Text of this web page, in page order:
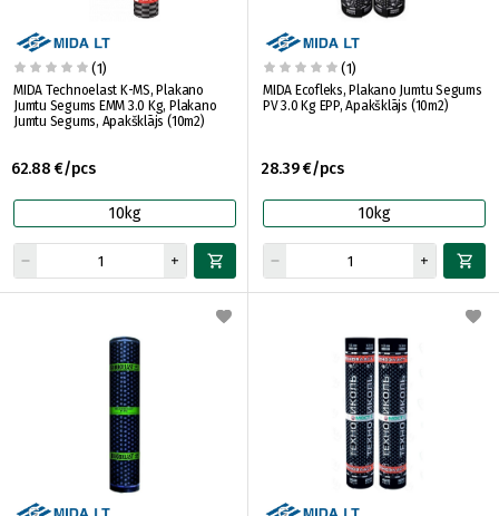
(1)
MIDA Technoelast K-MS, Plakano
Jumtu Segums EMM 3.0 Kg, Plakano
Jumtu Segums, Apakšklājs (10m2)
62.88 €/pcs
10kg
(1)
MIDA Ecofleks, Plakano Jumtu Segums
PV 3.0 Kg EPP, Apakšklājs (10m2)
28.39 €/pcs
10kg